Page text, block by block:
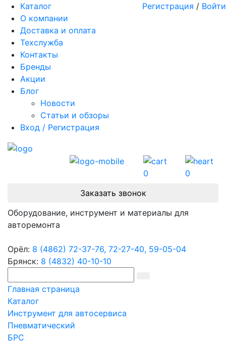
Каталог
О компании
Доставка и оплата
Техслужба
Контакты
Бренды
Акции
Блог
Новости
Статьи и обзоры
Вход / Регистрация
Регистрация / Войти
0
0
Заказать звонок
Оборудование, инструмент и материалы для
авторемонта
Орёл: 8 (4862) 72-37-76, 72-27-40, 59-05-04
Брянск: 8 (4832) 40-10-10
Главная страница
Каталог
Инструмент для автосервиса
Пневматический
БРС